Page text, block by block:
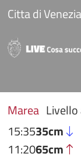
Salta al
Citta di Venezia
Marea
15:3535cm
11:2065cm